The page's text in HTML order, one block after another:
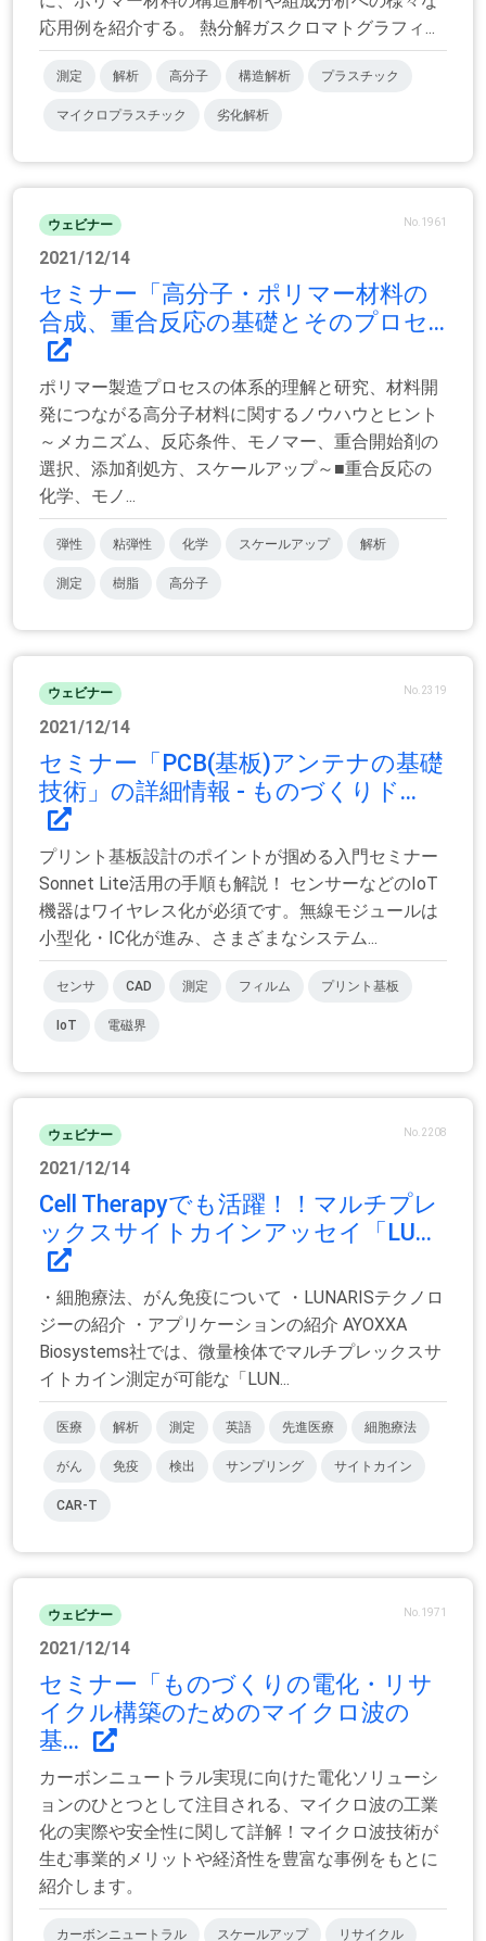
応用例を紹介する。 熱分解ガスクロマトグラフィ...
測定 解析 高分子 構造解析 プラスチック
マイクロプラスチック 劣化解析
ウェビナー No.1961
2021/12/14
セミナー「高分子・ポリマー材料の
合成、重合反応の基礎とそのプロセ...
ポリマー製造プロセスの体系的理解と研究、材料開
発につながる高分子材料に関するノウハウとヒント
～メカニズム、反応条件、モノマー、重合開始剤の
選択、添加剤処方、スケールアップ～■重合反応の
化学、モノ...
弾性 粘弾性 化学 スケールアップ 解析
測定 樹脂 高分子
ウェビナー No.2319
2021/12/14
セミナー「PCB(基板)アンテナの基礎
技術」の詳細情報 - ものづくりド...
プリント基板設計のポイントが掴める入門セミナー
Sonnet Lite活用の手順も解説！ センサーなどのIoT
機器はワイヤレス化が必須です。無線モジュールは
小型化・IC化が進み、さまざまなシステム...
センサ CAD 測定 フィルム プリント基板
IoT 電磁界
ウェビナー No.2208
2021/12/14
Cell Therapyでも活躍！！マルチプレ
ックスサイトカインアッセイ「LU...
・細胞療法、がん免疫について ・LUNARISテクノロ
ジーの紹介 ・アプリケーションの紹介 AYOXXA
Biosystems社では、微量検体でマルチプレックスサ
イトカイン測定が可能な「LUN...
医療 解析 測定 英語 先進医療 細胞療法
がん 免疫 検出 サンプリング サイトカイン
CAR-T
ウェビナー No.1971
2021/12/14
セミナー「ものづくりの電化・リサ
イクル構築のためのマイクロ波の
基...
カーボンニュートラル実現に向けた電化ソリューシ
ョンのひとつとして注目される、マイクロ波の工業
化の実際や安全性に関して詳解！マイクロ波技術が
生む事業的メリットや経済性を豊富な事例をもとに
紹介します。
カーボンニュートラル スケールアップ リサイクル